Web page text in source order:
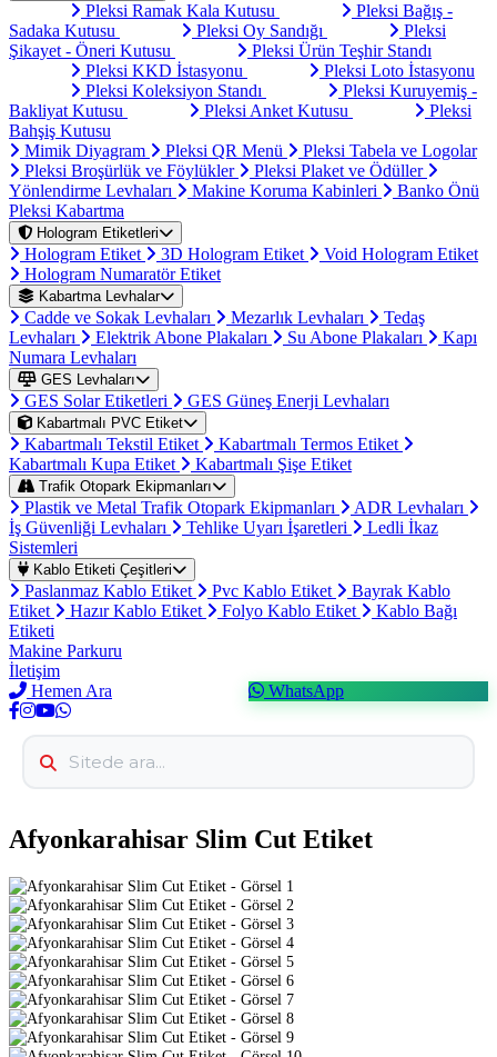
Pleksi Ramak Kala Kutusu
Pleksi Bağış -
Sadaka Kutusu
Pleksi Oy Sandığı
Pleksi
Şikayet - Öneri Kutusu
Pleksi Ürün Teşhir Standı
Pleksi KKD İstasyonu
Pleksi Loto İstasyonu
Pleksi Koleksiyon Standı
Pleksi Kuruyemiş -
Bakliyat Kutusu
Pleksi Anket Kutusu
Pleksi
Bahşiş Kutusu
Mimik Diyagram
Pleksi QR Menü
Pleksi Tabela ve Logolar
Pleksi Broşürlük ve Föylükler
Pleksi Plaket ve Ödüller
Yönlendirme Levhaları
Makine Koruma Kabinleri
Banko Önü
Pleksi Kabartma
Hologram Etiketleri
Hologram Etiket 3D Hologram Etiket
Void Hologram Etiket
Hologram Numaratör Etiket
Kabartma Levhalar
Cadde ve Sokak Levhaları Mezarlık Levhaları
Tedaş
Levhaları
Elektrik Abone Plakaları Su Abone Plakaları
Kapı
Numara Levhaları
GES Levhaları
GES Solar Etiketleri GES Güneş Enerji Levhaları
Kabartmalı PVC Etiket
Kabartmalı Tekstil Etiket
Kabartmalı Termos Etiket
Kabartmalı Kupa Etiket
Kabartmalı Şişe Etiket
Trafik Otopark Ekipmanları
Plastik ve Metal Trafik Otopark Ekipmanları
ADR Levhaları
İş Güvenliği Levhaları
Tehlike Uyarı İşaretleri
Ledli İkaz
Sistemleri
Kablo Etiketi Çeşitleri
Paslanmaz Kablo Etiket Pvc Kablo Etiket
Bayrak Kablo
Etiket
Hazır Kablo Etiket Folyo Kablo Etiket
Kablo Bağı
Etiketi
Makine Parkuru
İletişim
Hemen Ara
WhatsApp
Afyonkarahisar Slim Cut Etiket